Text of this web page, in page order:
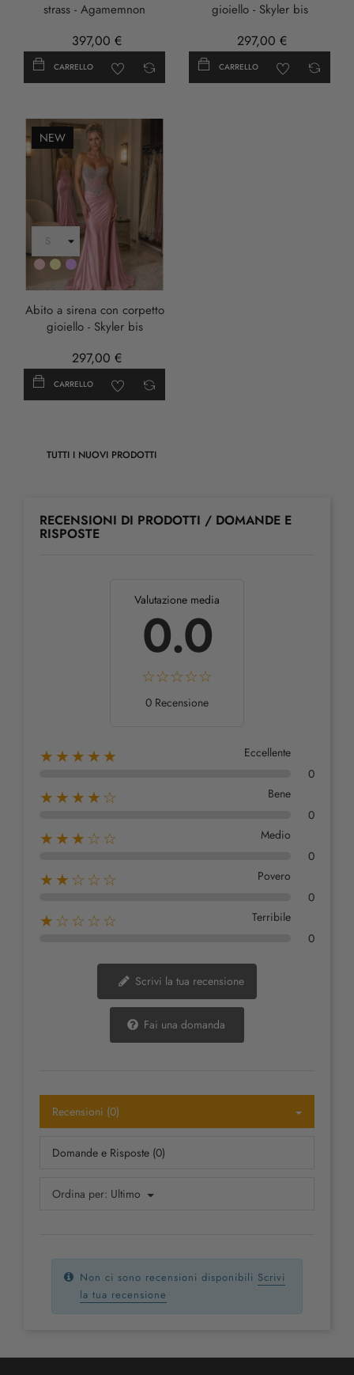
strass - Agamemnon
397,00 €
CARRELLO
gioiello - Skyler bis
297,00 €
CARRELLO
NEW
RosaOroLILLA
Abito a sirena con corpetto
gioiello - Skyler bis
297,00 €
CARRELLO
TUTTI I NUOVI PRODOTTI
RECENSIONI DI PRODOTTI / DOMANDE E
RISPOSTE
Valutazione media
0.0
0 Recensione
★★★★★
Eccellente
0
★★★★☆
Bene
0
★★★☆☆
Medio
0
★★☆☆☆
Povero
0
★☆☆☆☆
Terribile
0
Scrivi la tua recensione
Fai una domanda
Recensioni (0)
Domande e Risposte (0)
Ordina per: Ultimo
Non ci sono recensioni disponibili Scrivi
la tua recensione